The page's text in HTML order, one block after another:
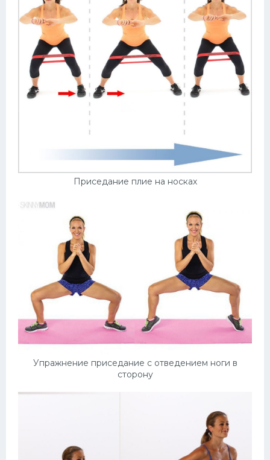
Приседание плие на носках
Упражнение приседание с отведением ноги в
сторону